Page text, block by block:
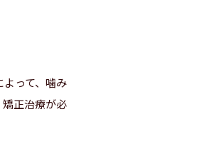
って、噛み
正治療が必